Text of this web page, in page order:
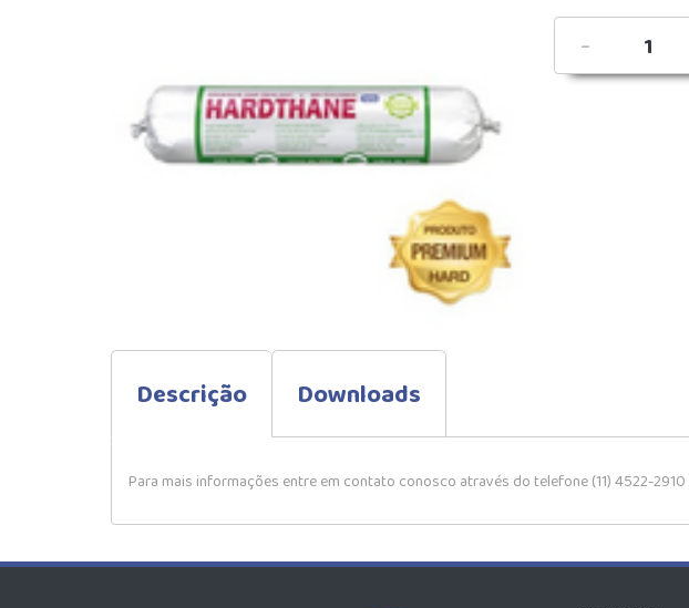
-
Descrição Downloads
Para mais informações entre em contato conosco através do telefone (11) 4522-